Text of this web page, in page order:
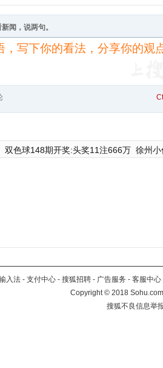
闻，说两句。
双色球148期开奖:头奖11注666万 徐州
入法 - 支付中心 - 搜狐招聘 - 广告服务 - 客服中心
Copyright©2018
搜狐不良信息举